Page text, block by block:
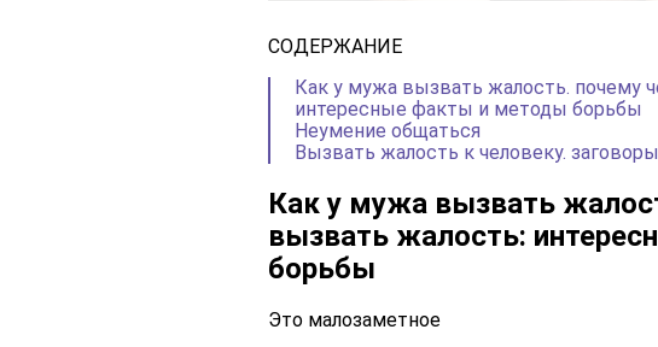
СОДЕРЖАНИЕ
Как у мужа вызвать жалость. почему
интересные факты и методы борьбы
Неумение общаться
Вызвать жалость к человеку.
Как у мужа вызвать
вызвать жалость:
борьбы
Это малозаметное